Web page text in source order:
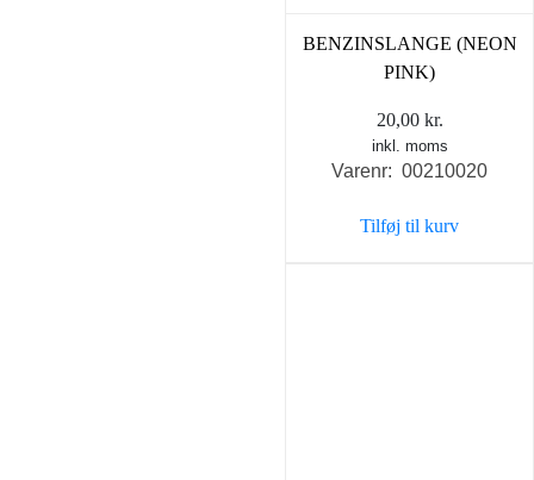
BENZINSLANGE (NEON
PINK)
20,00 kr.
inkl. moms
Varenr: 00210020
Tilføj til kurv